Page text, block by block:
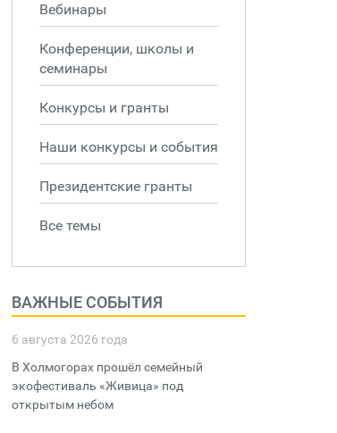
Вебинары
Конференции, школы и
семинары
Конкурсы и гранты
Наши конкурсы и события
Президентские гранты
Все темы
ВАЖНЫЕ СОБЫТИЯ
6 августа 2026 года
В Холмогорах прошёл семейный
экофестиваль «Живица» под
открытым небом